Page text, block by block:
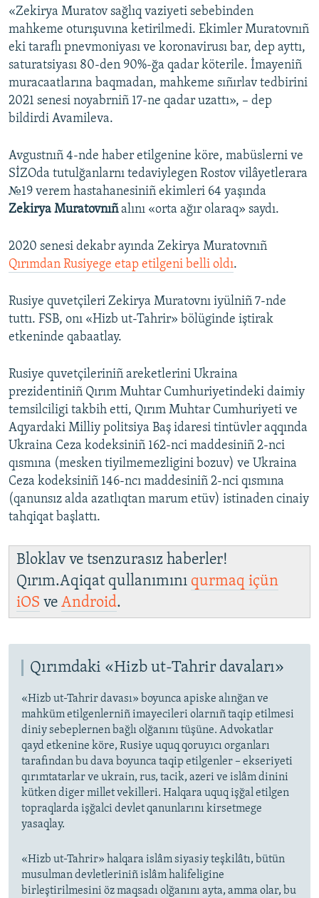
«Zekirya Muratov sağlıq vaziyeti sebebinden
mahkeme oturışuvına ketirilmedi. Ekimler Muratovnıñ
eki taraflı pnevmoniyası ve koronavirusı bar, dep ayttı,
saturatsiyası 80-den 90%-ğa qadar köterile. İmayeniñ
muracaatlarına baqmadan, mahkeme sıñırlav tedbirini
2021 senesi noyabrniñ 17-ne qadar uzattı», – dep
bildirdi Avamileva.
Avgustnıñ 4-nde haber etilgenine köre, mabüslerni ve
SİZOda tutulğanlarnı tedaviylegen Rostov vilâyetlerara
№19 verem hastahanesiniñ ekimleri 64 yaşında
Zekirya Muratovnıñalını «orta ağır olaraq» saydı.
2020 senesi dekabr ayında Zekirya Muratovnıñ
Qırımdan Rusiyege etap etilgeni belli oldı.
Rusiye quvetçileri Zekirya Muratovnı iyülniñ 7-nde
tuttı. FSB, onı «Hizb ut-Tahrir» bölüginde iştirak
etkeninde qabaatlay.
Rusiye quvetçileriniñ areketlerini Ukraina
prezidentiniñ Qırım Muhtar Cumhuriyetindeki daimiy
temsilciligi takbih etti, Qırım Muhtar Cumhuriyeti ve
Aqyardaki Milliy politsiya Baş idaresi tintüvler aqqında
Ukraina Ceza kodeksiniñ 162-nci maddesiniñ 2-nci
qısmına (mesken tiyilmemezligini bozuv) ve Ukraina
Ceza kodeksiniñ 146-ncı maddesiniñ 2-nci qısmına
(qanunsız alda azatlıqtan marum etüv) istinaden cinaiy
tahqiqat başlattı.
Bloklav ve tsenzurasız haberler!
Qırım.Aqiqat qullanımını qurmaq içün
iOS ve Android.
Qırımdaki «Hizb ut-Tahrir davaları»
«Hizb ut-Tahrir davası» boyunca apiske alınğan ve
mahküm etilgenlerniñ imayecileri olarnıñ taqip etilmesi
diniy sebeplernen bağlı olğanını tüşüne. Advokatlar
qayd etkenine köre, Rusiye uquq qoruyıcı organları
tarafından bu dava boyunca taqip etilgenler – ekseriyeti
qırımtatarlar ve ukrain, rus, tacik, azeri ve islâm dinini
kütken diger millet vekilleri. Halqara uquq işğal etilgen
topraqlarda işğalci devlet qanunlarını kirsetmege
yasaqlay.
«Hizb ut-Tahrir» halqara islâm siyasiy teşkilâtı, bütün
musulman devletleriniñ islâm halifeligine
birleştirilmesini öz maqsadı olğanını ayta, amma olar, bu